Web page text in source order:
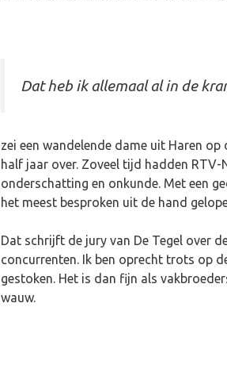
Dat heb ik allemaal al in de
zei een wandelende dame uit Haren
half jaar over. Zoveel tijd hadden
onderschatting en onkunde. Met een
het meest besproken uit de hand
Dat schrijft de jury van De Tegel over
concurrenten. Ik ben oprecht trots op
gestoken. Het is dan fijn als
wauw.